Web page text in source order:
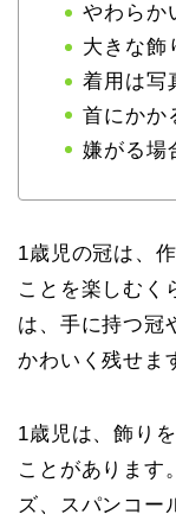
やわらか
大きな飾
着用は写
首にかか
嫌がる場
1歳児の冠は、
ことを楽しむ く
は、手に持つ冠
かわいく残せま
1歳児は、飾り
ことがあります
ズ、スパンコー